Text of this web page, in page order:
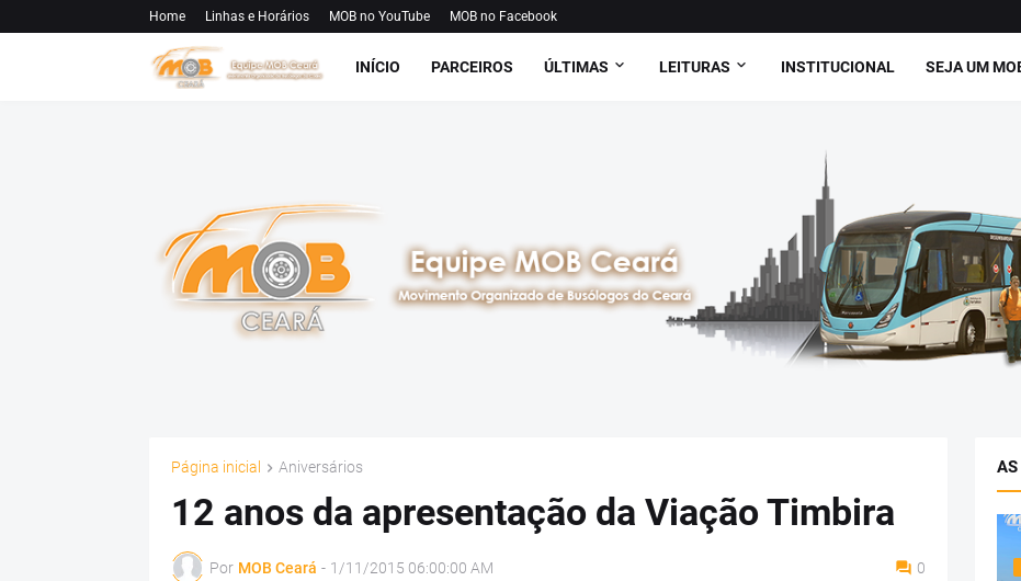
Home Linhas e Horários MOB no YouTube MOB no Facebook
INÍCIO PARCEIROS ÚLTIMAS LEITURAS INSTITUCIONAL SEJA UM
Página inicial Aniversários
12 anos da apresentação da Viação Timbira
Por MOB Ceará - 1/11/2015 06:00:00 AM 0